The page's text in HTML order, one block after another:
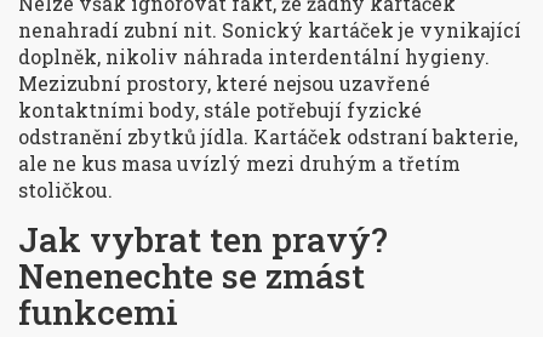
nenahradí zubní nit. Sonický kartáček je vynikající
doplněk, nikoliv náhrada interdentální hygieny.
Mezizubní prostory, které nejsou uzavřené
kontaktními body, stále potřebují fyzické
odstranění zbytků jídla. Kartáček odstraní bakterie,
ale ne kus masa uvízlý mezi druhým a třetím
stoličkou.
Jak vybrat ten pravý?
Nenenechte se zmást
funkcemi